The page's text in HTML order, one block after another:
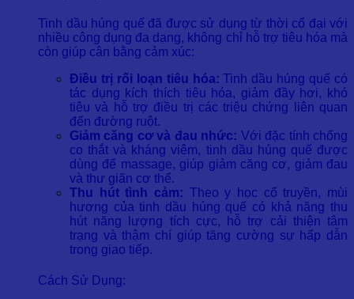
Tinh dầu húng quế đã được sử dụng từ thời cổ đại với
nhiều công dụng đa dạng, không chỉ hỗ trợ tiêu hóa mà
còn giúp cân bằng cảm xúc:
Điều trị rối loạn tiêu hóa: Tinh dầu húng quế có
tác dụng kích thích tiêu hóa, giảm đầy hơi, khó
tiêu và hỗ trợ điều trị các triệu chứng liên quan
đến đường ruột.
Giảm căng cơ và đau nhức: Với đặc tính chống
co thắt và kháng viêm, tinh dầu húng quế được
dùng để massage, giúp giảm căng cơ, giảm đau
và thư giãn cơ thể.
Thu hút tình cảm: Theo y học cổ truyền, mùi
hương của tinh dầu húng quế có khả năng thu
hút năng lượng tích cực, hỗ trợ cải thiện tâm
trạng và thậm chí giúp tăng cường sự hấp dẫn
trong giao tiếp.
Cách Sử Dụng: